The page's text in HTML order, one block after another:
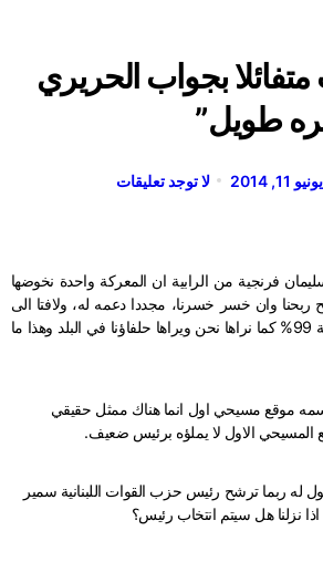
بجواب الحريري
طويل”
يونيو 11, 2014 لا توجد تعليقات
ربحنا وان خسر خسرنا، مجددا دعمه له، ولافتا الى
ان الجنرال يرى الامور بنسبة 99% كما نراها نحن ويراها حلفاؤنا في البلد وهذا ما
موقع مسيحي اول انما هناك ممثل حقيقي
المسيحي الاول لا يملؤه برئيس ضعيف.
له ربما ترشح رئيس حزب القوات اللبنانية سمير
نزلنا هل سيتم انتخاب رئيس؟